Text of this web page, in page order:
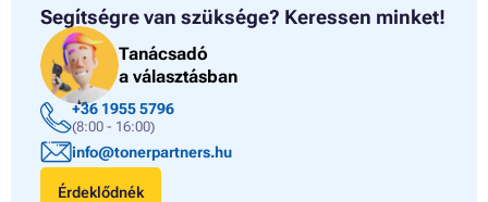
Segítségre van szüksége? Keressen minket!
Tanácsadó
a választásban
+36 1955 5796
(8:00 - 16:00)
info@tonerpartners.hu
Érdeklődnék